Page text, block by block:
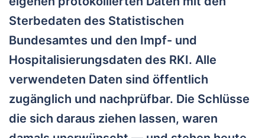
Sterbedaten des Statistischen
Bundesamtes und den Impf- und
Hospitalisierungsdaten des RKI. Alle
verwendeten Daten sind öffentlich
zugänglich und nachprüfbar. Die Schlüsse
die sich daraus ziehen lassen, waren